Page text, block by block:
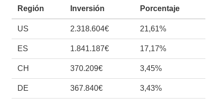
Región Inversión Porcentaje
US 2.318.604€ 21,61%
ES 1.841.187€ 17,17%
CH 370.209€ 3,45%
DE 367.840€ 3,43%